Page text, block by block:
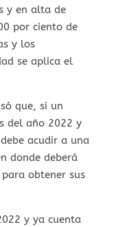
y en alta de
por ciento de
y los
se aplica el
que, si un
del año 2022 y
acudir a una
donde deberá
obtener sus
y ya cuenta